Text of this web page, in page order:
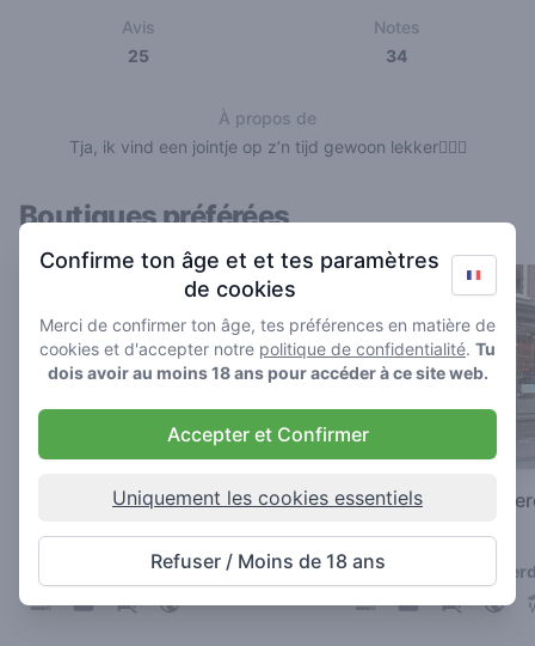
Avis
25
Notes
34
À propos de
Tja, ik vind een jointje op z’n tijd gewoon lekker🤷🏻‍♂️
Boutiques préférées
't Keteltje
3.8/ 5
Coffeeshop à Amsterdam
Coffeeshop
4.8/ 5
Coffeeshop à
Confirme ton âge et et tes paramètres
de cookies
Merci de confirmer ton âge, tes préférences en matière de
cookies et d'accepter notre politique de confidentialité. Tu
dois avoir au moins 18 ans pour accéder à ce site web.
Accepter et Confirmer
Uniquement les cookies essentiels
Refuser / Moins de 18 ans